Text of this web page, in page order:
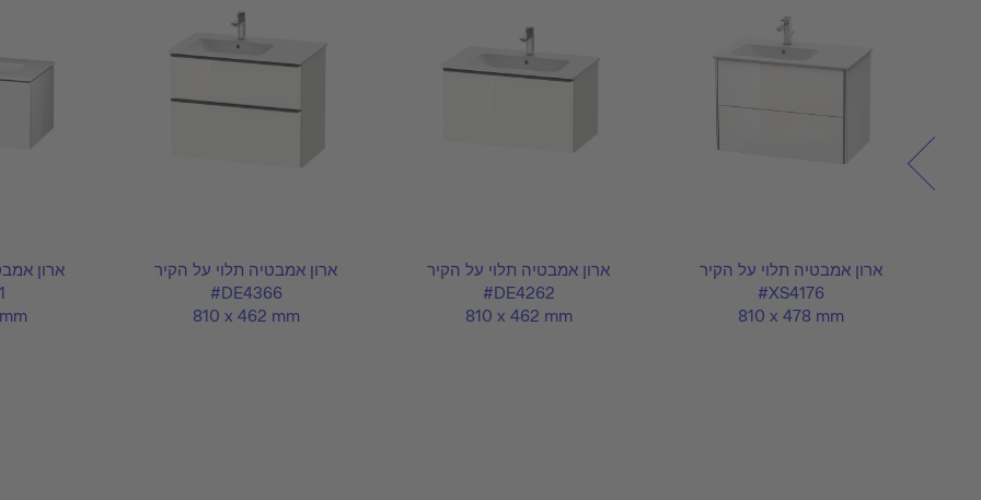
ארון אמבטיה תלוי על הקיר
#XS4176
810 x 478 mm
ארון אמבטיה תלוי על הקיר
#DE4262
810 x 462 mm
ארון אמבטיה תלוי על הקיר
#DE4366
810 x 462 mm
ארון